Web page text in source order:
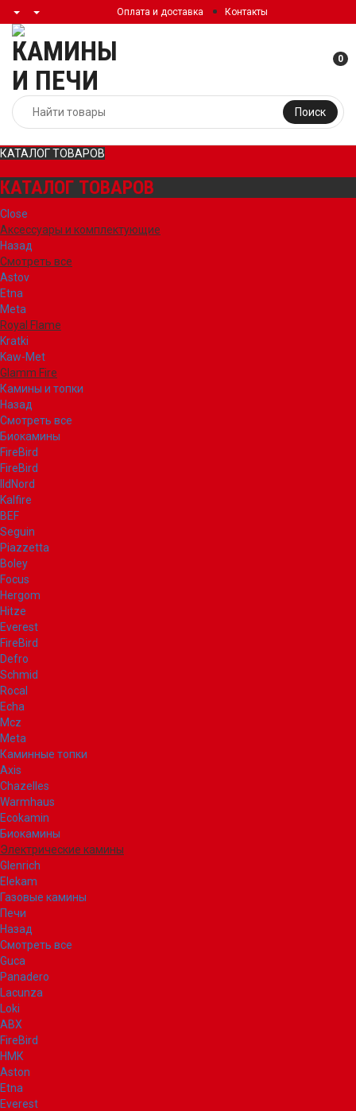
Оплата и доставка Контакты
Поиск
0
КАТАЛОГ ТОВАРОВ
КАТАЛОГ ТОВАРОВ
Close
Аксессуары и комплектующие
Назад
Смотреть все
Astov
Etna
Meta
Royal Flame
Kratki
Kaw-Met
Glamm Fire
Камины и топки
Назад
Смотреть все
Биокамины
FireBird
FireBird
IldNord
Kalfire
BEF
Seguin
Piazzetta
Boley
Focus
Hergom
Hitze
Everest
FireBird
Defro
Schmid
Rocal
Echa
Mcz
Meta
Каминные топки
Axis
Chazelles
Warmhaus
Ecokamin
Биокамины
Электрические камины
Glenrich
Elekam
Газовые камины
Печи
Назад
Смотреть все
Guca
Panadero
Lacunza
Loki
ABX
FireBird
НМК
Aston
Etna
Everest